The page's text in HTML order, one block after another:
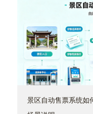
景区自动售票系统如